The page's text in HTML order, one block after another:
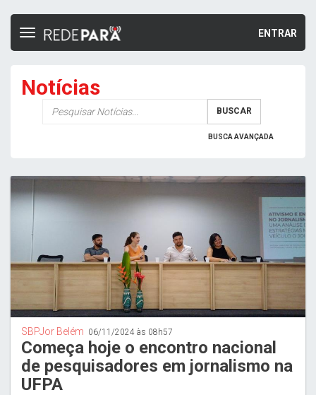
ENTRAR
Toggle
Notícias
BUSCAR
BUSCA AVANÇADA
SBPJor Belém 06/11/2024 às 08h57
Começa hoje o encontro nacional
de pesquisadores em jornalismo na
UFPA